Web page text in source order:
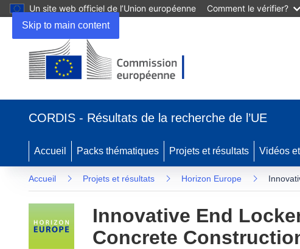
Skip to main content
Un site web officiel de l’Union européenne Comment le vérifier?
CORDIS - Résultats de la recherche de l’UE
Accueil Packs thématiques Projets et résultats Vidéos
Accueil Projets et résultats Horizon Europe
Innovative End
Concrete